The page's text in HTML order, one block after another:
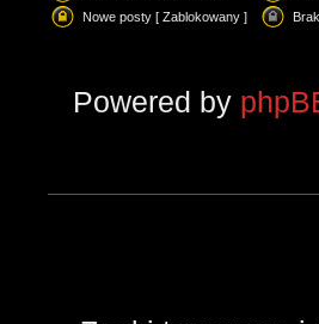
Nowe posty [ Zablokowany ]
Powered by